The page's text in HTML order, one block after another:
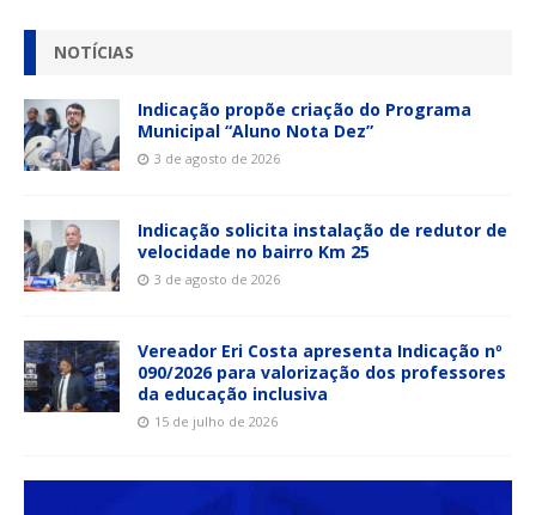
NOTÍCIAS
Indicação propõe criação do Programa
Municipal “Aluno Nota Dez”
3 de agosto de 2026
Indicação solicita instalação de redutor de
velocidade no bairro Km 25
3 de agosto de 2026
Vereador Eri Costa apresenta Indicação nº
090/2026 para valorização dos professores
da educação inclusiva
15 de julho de 2026